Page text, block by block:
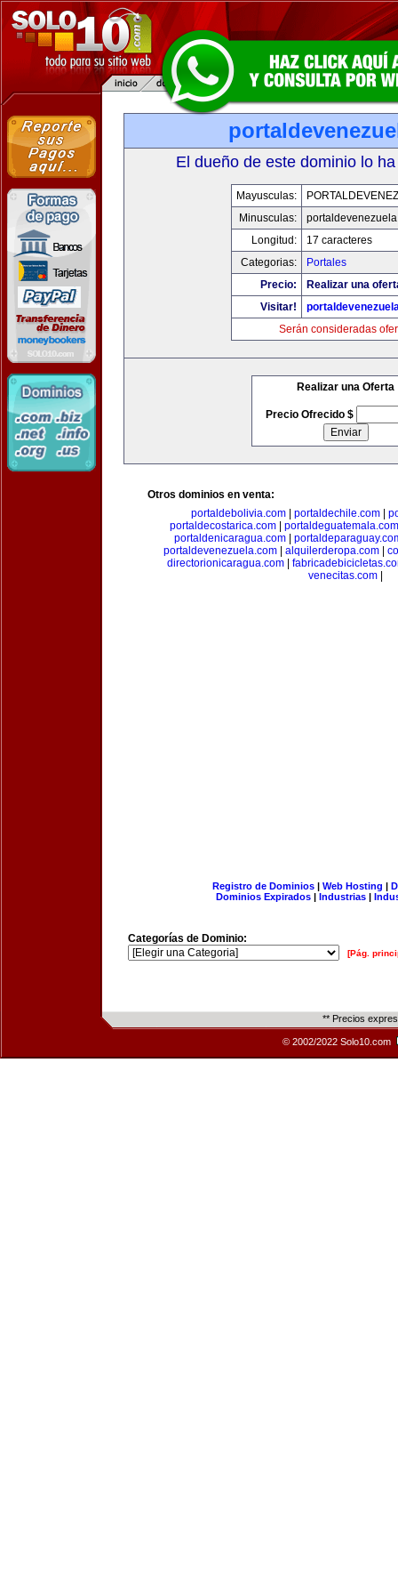
El dueño de este dominio lo
Mayusculas:
Minusculas:
Longitud:
17 caracteres
Categorias:
Portales
Precio:
Realizar una
Visitar!
Serán consideradas
Realizar una Oferta
Precio Ofrecido $
Otros dominios en venta:
portaldebolivia.com| portaldechile.com|
portaldecostarica.com
portaldeguatemala.com
portaldenicaragua.com|
portaldevenezuela.com| alquilerderopa.com|
directorionicaragua.com
venecitas.com
Registro de Dominios| Web Hosting |
Dominios Expirados | Industrias |
Categorías de Dominio:
[Pág.
** Precios
© 2002/2022 Solo10.com